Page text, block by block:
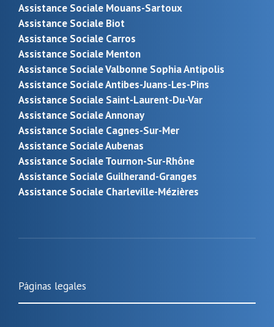
Assistance Sociale Mouans-Sartoux
Assistance Sociale Biot
Assistance Sociale Carros
Assistance Sociale Menton
Assistance Sociale Valbonne Sophia Antipolis
Assistance Sociale Antibes-Juans-Les-Pins
Assistance Sociale Saint-Laurent-Du-Var
Assistance Sociale Annonay
Assistance Sociale Cagnes-Sur-Mer
Assistance Sociale Aubenas
Assistance Sociale Tournon-Sur-Rhône
Assistance Sociale Guilherand-Granges
Assistance Sociale Charleville-Mézières
Páginas legales